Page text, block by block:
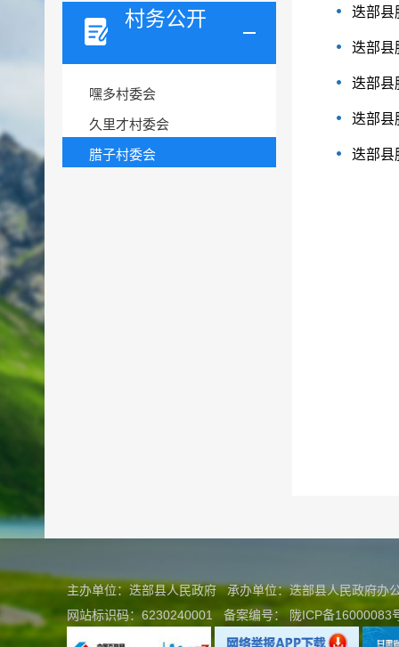
村务公开
嘿多村委会
久里才村委会
腊子村委会
迭部县
迭部县
迭部县
迭部县
迭部县
主办单位：迭部县人民政府 承办单位：迭部县人民政府
网站标识码：6230240001
备案编号： 陇ICP备16000083